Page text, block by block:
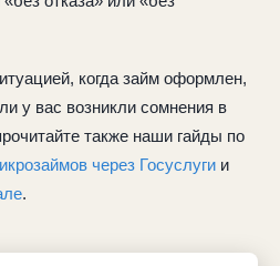
когда займ оформлен,
у вас возникли сомнения в
также наши гайды по
через Госуслуги и
.